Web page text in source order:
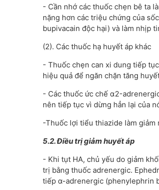
- Cần nhớ các thuốc chẹn bê ta
nặng hơn các triệu chứng của
bupivacain độc hại) và làm nhịp
(2). Các thuốc hạ huyết áp khác
- Thuốc chẹn can xi dung tiếp
hiệu quả để ngăn chặn tăng
- Các thuốc ức chế α2-
nên tiếp tục vì dừng hẳn lại của
-Thuốc lợi tiểu thiazide làm giảm
5.2. Điều trị giảm huyết áp
- Khi tụt HA, chủ yếu do giảm
trị bằng thuốc adrenergic.
tiếp α-adrenergic (phenylephrin